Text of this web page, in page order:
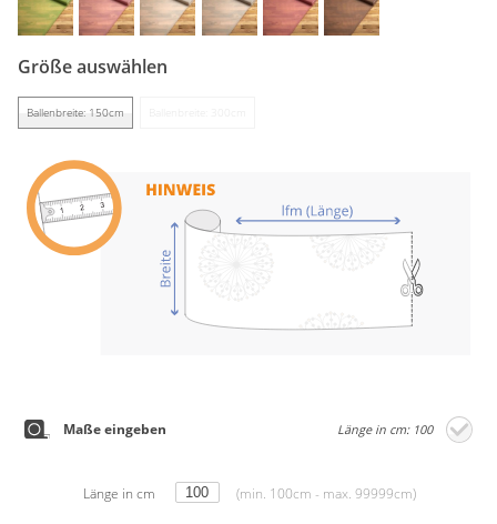
Größe auswählen
Ballenbreite: 150cm
Maße eingeben Länge in cm: 100
Länge in cm (min. 100cm - max. 99999cm)